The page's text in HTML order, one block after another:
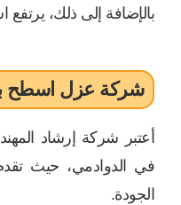
بالإضافة إلى ذلك، يرتفع
شركة عزل اسطح
أعتبر شركة إرشاد
في الدوادمي، حيث
الجودة.